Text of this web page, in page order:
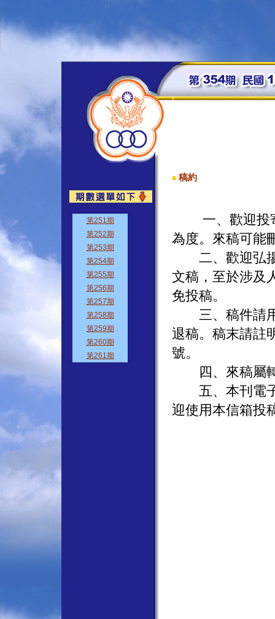
■ 稿約
一、歡迎投寄
為度。來稿可能
二、歡迎弘揚
文稿，至於涉及
免投稿。
三、稿件請用
退稿。稿末請註
號。
四、來稿屬轉
五、本刊電子
迎使用本信箱投